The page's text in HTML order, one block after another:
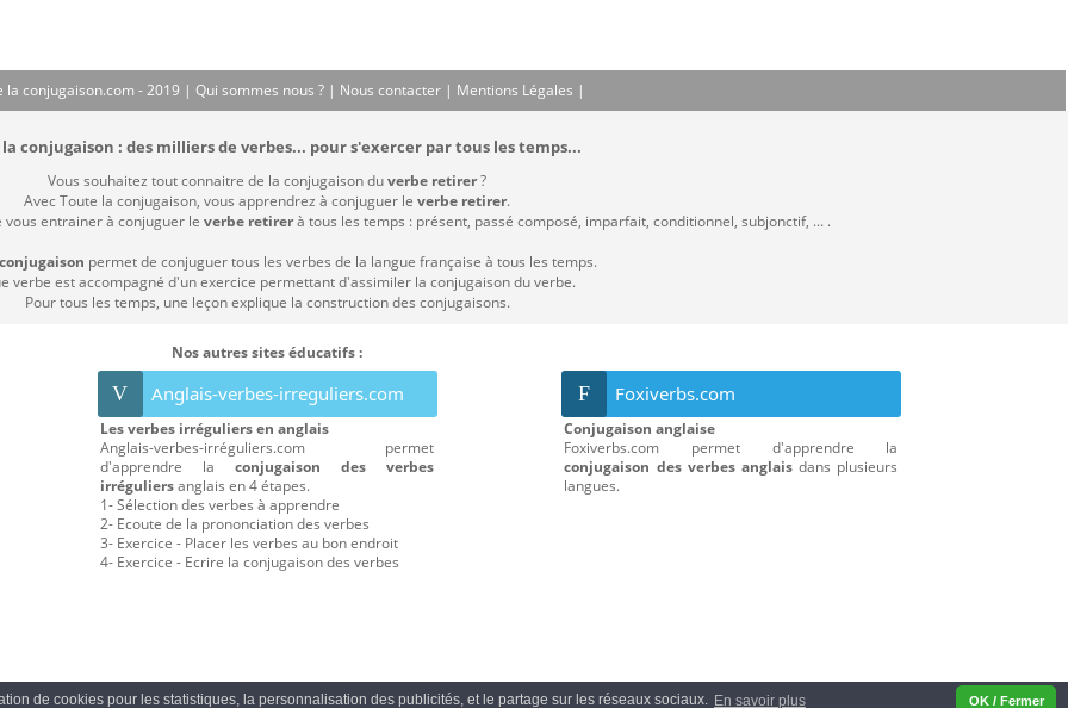
de cookies pour les statistiques, la personnalisation des publicités, et le partage sur les réseaux sociaux. En savoir plus OK / Fermer
la conjugaison.com - 2019 | Qui sommes nous ? | Nous contacter | Mentions Légales |
conjugaison : des milliers de verbes... pour s'exercer par tous les temps...
Vous souhaitez tout connaitre de la conjugaison duverbe retirer?
Avec Toute la conjugaison, vous apprendrez à conjuguer le verbe retirer.
entrainer à conjuguer le verbe retirerà tous les temps : présent, passé composé, imparfait, conditionnel, subjonctif, ... .
permet de conjuguer tous les verbes de la langue française à tous les temps.
verbe est accompagné d'un exercice permettant d'assimiler la conjugaison du verbe.
Pour tous les temps, une leçon explique la construction des conjugaisons.
Nos autres sites éducatifs :
V Anglais-verbes-irreguliers.com
Les verbes irréguliers en anglais
Anglais-verbes-irréguliers.com permet
d'apprendre la conjugaison des verbes
irréguliersanglais en 4 étapes.
1- Sélection des verbes à apprendre
2- Ecoute de la prononciation des verbes
3- Exercice - Placer les verbes au bon endroit
4- Exercice - Ecrire la conjugaison des verbes
F Foxiverbs.com
Conjugaison anglaise
Foxiverbs.com permet d'apprendre la
conjugaison des verbes anglaisdans plusieurs
langues.